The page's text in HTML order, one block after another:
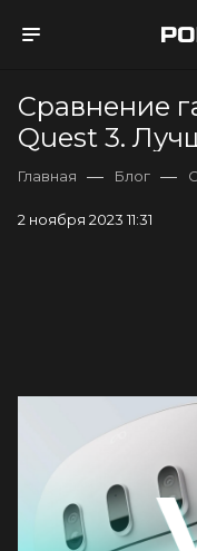
Сравнение
Quest 3.
Главная — Блог —
2 ноября 2023 11:31